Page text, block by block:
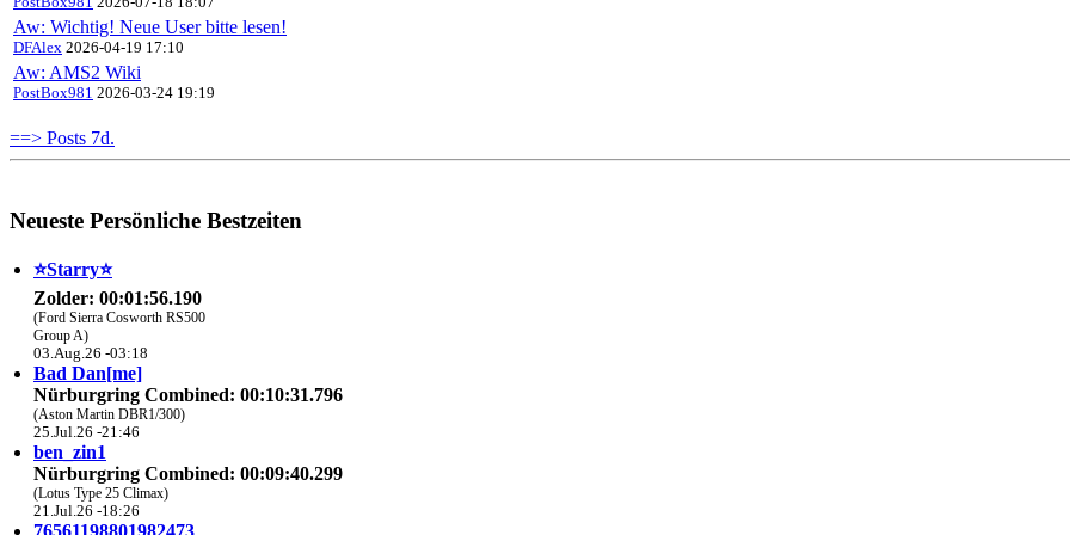
Aw: Wichtig! Neue User bitte lesen!
DFAlex 2026-04-19 17:10
Aw: AMS2 Wiki
PostBox981 2026-03-24 19:19
==> Posts 7d.
Neueste Persönliche Bestzeiten
⭐️Starry⭐
Zolder: 00:01:56.190
(Ford Sierra Cosworth RS500
Group A)
03.Aug.26 -03:18
Bad Dan[me]
Nürburgring Combined: 00:10:31.796
(Aston Martin DBR1/300)
25.Jul.26 -21:46
ben_zin1
Nürburgring Combined: 00:09:40.299
(Lotus Type 25 Climax)
21.Jul.26 -18:26